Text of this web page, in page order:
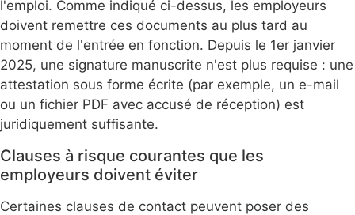
l'emploi. Comme indiqué ci-dessus, les employeurs
doivent remettre ces documents au plus tard au
moment de l'entrée en fonction. Depuis le 1er janvier
2025, une signature manuscrite n'est plus requise : une
attestation sous forme écrite (par exemple, un e-mail
ou un fichier PDF avec accusé de réception) est
juridiquement suffisante.
Clauses à risque courantes que les
employeurs doivent éviter
Certaines clauses de contact peuvent poser des